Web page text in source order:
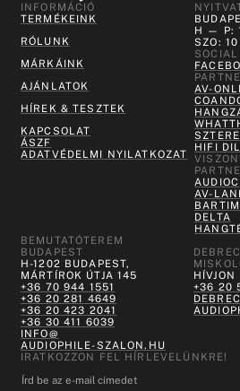
INFORMÁCIÓ
TERMÉKEINK
RÓLUNK
MÁRKÁINK
AJÁNLATOK
HÍREK & TESZTEK
KAPCSOLAT
ÁSZF
ADATVÉDELMI NYILATKOZAT
H — P:
SZO:
AV-
HIFI
AV-
DELTA
BEMUTATÓTEREM
BUDAPEST
H-1202 BUDAPEST,
MÁRTÍROK ÚTJA 145
+36 70 944 1551
+36 20 281 4649
+36 20 423 2041
+36 30 411 6039
INFO@
AUDIOPHILE-SZALON.HU
HÍVJON
+36 20
IRATKOZZON FEL HÍRLEVELÜNKRE!